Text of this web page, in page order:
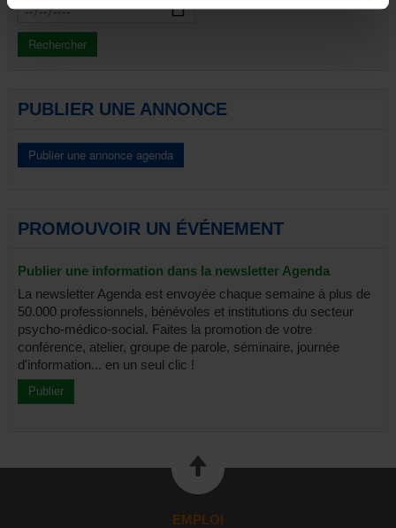
Exposition, Salon
Journée d'étude
Journée d'information
Séminaire
Symposium
Table ronde
PUBLIER UNE ANNONCE
PROMOUVOIR UN ÉVÉNEMENT
Publier une information dans la newsletter Agenda
La newsletter Agenda est envoyée chaque semaine à plus de
50.000 professionnels, bénévoles et institutions du secteur
psycho-médico-social. Faites la promotion de votre
conférence, atelier, groupe de parole, séminaire, journée
d'information... en un seul clic !
Publier
EMPLOI